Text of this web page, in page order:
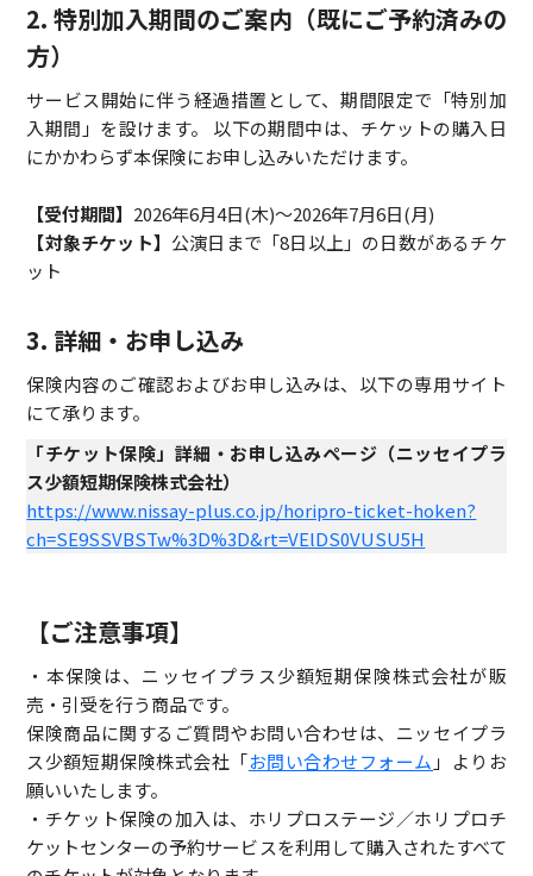
2. 特別加入期間のご案内（既にご予約済みの
方）
サービス開始に伴う経過措置として、期間限定で「特別加
入期間」を設けます。 以下の期間中は、チケットの購入日
にかかわらず本保険にお申し込みいただけます。
【受付期間】 2026年6月4日(木)～2026年7月6日(月)
【対象チケット】 公演日まで「8日以上」の日数があるチケ
ット
3. 詳細・お申し込み
保険内容のご確認およびお申し込みは、以下の専用サイト
にて承ります。
「チケット保険」詳細・お申し込みページ（ニッセイプラ
ス少額短期保険株式会社）
https://www.nissay-plus.co.jp/horipro-ticket-hoken?
ch=SE9SSVBSTw%3D%3D&rt=VElDS0VUSU5H
【ご注意事項】
・本保険は、ニッセイプラス少額短期保険株式会社が販
売・引受を行う商品です。
保険商品に関するご質問やお問い合わせは、ニッセイプラ
ス少額短期保険株式会社「お問い合わせフォーム 」よりお
願いいたします。
・チケット保険の加入は、ホリプロステージ／ホリプロチ
ケットセンターの予約サービスを利用して購入されたすべて